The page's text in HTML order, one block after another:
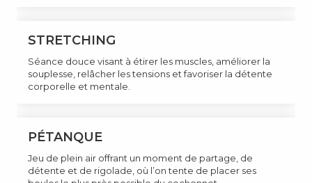
STRETCHING
Séance douce visant à étirer les muscles, améliorer la
souplesse, relâcher les tensions et favoriser la détente
corporelle et mentale.
PÉTANQUE
Jeu de plein air offrant un moment de partage, de
détente et de rigolade, où l’on tente de placer ses